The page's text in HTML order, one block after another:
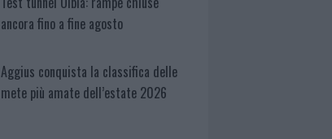
ancora fino a fine agosto
Aggius conquista la classifica delle
mete più amate dell’estate 2026